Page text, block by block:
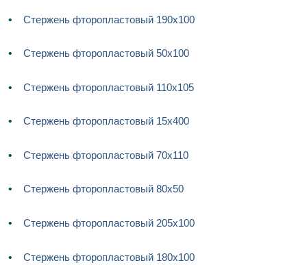
Стержень фторопластовый 190х100
Стержень фторопластовый 50х100
Стержень фторопластовый 110х105
Стержень фторопластовый 15х400
Стержень фторопластовый 70х110
Стержень фторопластовый 80х50
Стержень фторопластовый 205х100
Стержень фторопластовый 180х100